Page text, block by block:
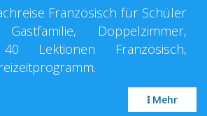
Französisch für Schüler
Doppelzimmer,
Lektionen Französisch,
Mehr